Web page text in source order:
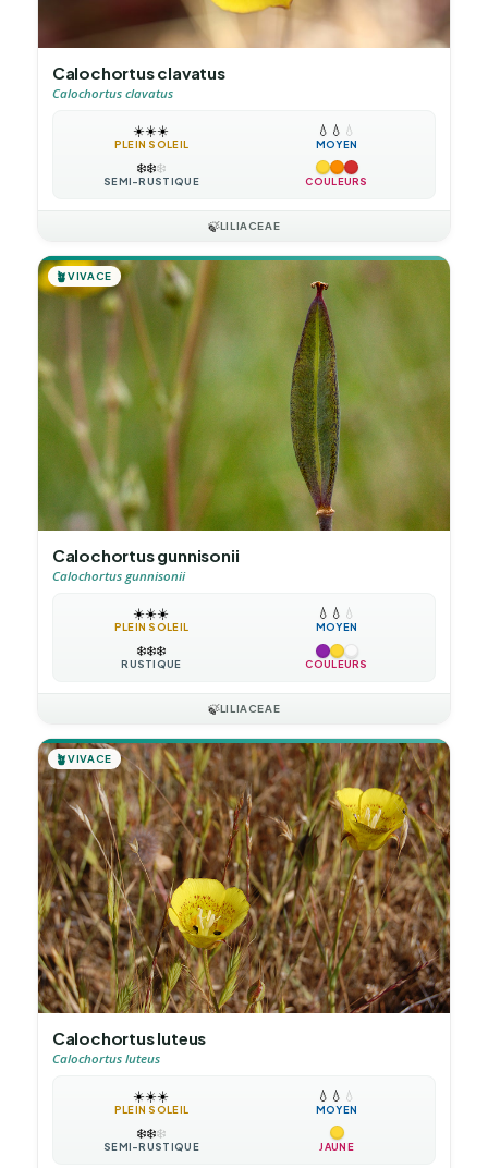
Calochortus clavatus
Calochortus clavatus
☀️☀️☀️
PLEIN SOLEIL
💧 💧 💧
MOYEN
❄️❄️❄️
SEMI-RUSTIQUE COULEURS
🍃LILIACEAE
🪴VIVACE
Calochortus gunnisonii
Calochortus gunnisonii
☀️☀️☀️
PLEIN SOLEIL
💧 💧 💧
MOYEN
❄️❄️❄️
RUSTIQUE COULEURS
🍃LILIACEAE
🪴VIVACE
Calochortus luteus
Calochortus luteus
☀️☀️☀️
PLEIN SOLEIL
💧 💧 💧
MOYEN
❄️❄️❄️
SEMI-RUSTIQUE JAUNE